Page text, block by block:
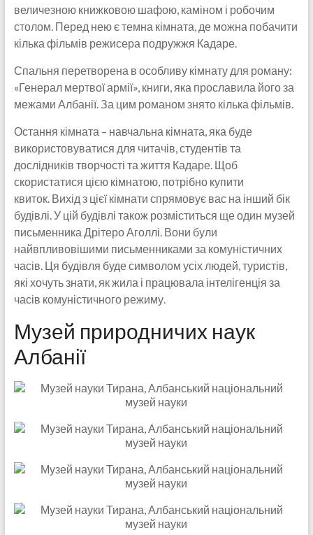
величезною книжковою шафою, каміном і робочим
столом. Перед нею є темна кімната, де можна побачити
кілька фільмів режисера подружжя Кадаре.
Спальня перетворена в особливу кімнату для роману:
«Генерал мертвої армії», книги, яка прославила його за
межами Албанії. За цим романом знято кілька фільмів.
Остання кімната – навчальна кімната, яка буде
використовуватися для читачів, студентів та
дослідників творчості та життя Кадаре. Щоб
скористатися цією кімнатою, потрібно купити
квиток. Вихід з цієї кімнати спрямовує вас на інший бік
будівлі. У цій будівлі також розміститься ще один музей
письменника Дрітеро Аголлі. Вони були
найвпливовішими письменниками за комуністичних
часів. Ця будівля буде символом усіх людей, туристів,
які хочуть знати, як жила і працювала інтелігенція за
часів комуністичного режиму.
Музей природничих наук
Албанії